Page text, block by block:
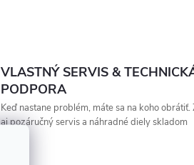
VLASTNÝ SERVIS &
PODPORA
Keď nastane problém, máte sa na koho obrátiť.
aj pozáručný servis a náhradné diely skladom